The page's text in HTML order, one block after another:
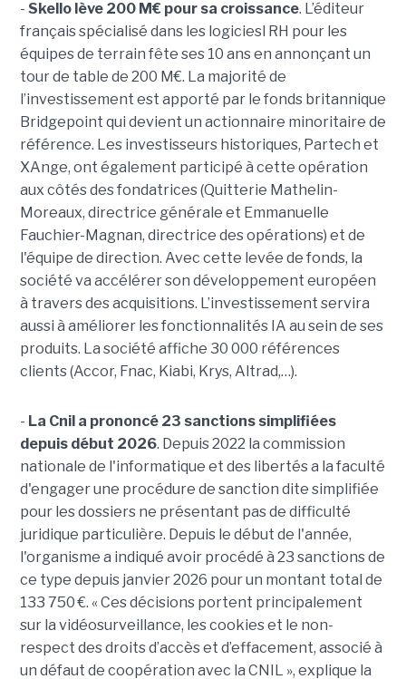
- Skello lève 200 M€ pour sa croissance. L’éditeur
français spécialisé dans les logiciesl RH pour les
équipes de terrain fête ses 10 ans en annonçant un
tour de table de 200 M€. La majorité de
l’investissement est apporté par le fonds britannique
Bridgepoint qui devient un actionnaire minoritaire de
référence. Les investisseurs historiques, Partech et
XAnge, ont également participé à cette opération
aux côtés des fondatrices (Quitterie Mathelin-
Moreaux, directrice générale et Emmanuelle
Fauchier-Magnan, directrice des opérations) et de
l'équipe de direction. Avec cette levée de fonds, la
société va accélérer son développement européen
à travers des acquisitions. L’investissement servira
aussi à améliorer les fonctionnalités IA au sein de ses
produits. La société affiche 30 000 références
clients (Accor, Fnac, Kiabi, Krys, Altrad,…).
- La Cnil a prononcé 23 sanctions simplifiées
depuis début 2026. Depuis 2022 la commission
nationale de l'informatique et des libertés a la faculté
d'engager une procédure de sanction dite simplifiée
pour les dossiers ne présentant pas de difficulté
juridique particulière. Depuis le début de l'année,
l'organisme a indiqué avoir procédé à 23 sanctions de
ce type depuis janvier 2026 pour un montant total de
133 750 €. « Ces décisions portent principalement
sur la vidéosurveillance, les cookies et le non-
respect des droits d’accès et d’effacement, associé à
un défaut de coopération avec la CNIL », explique la